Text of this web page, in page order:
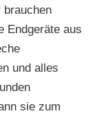
Endgeräte aus
und alles
sie zum